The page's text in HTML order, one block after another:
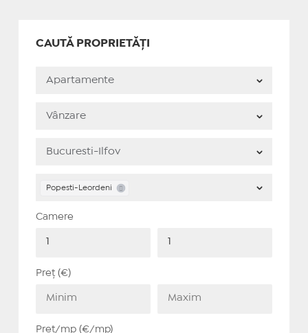
CAUTĂ PROPRIETĂȚI
Popesti-Leordeni
Camere
Preț (€)
Preț/mp (€/mp)